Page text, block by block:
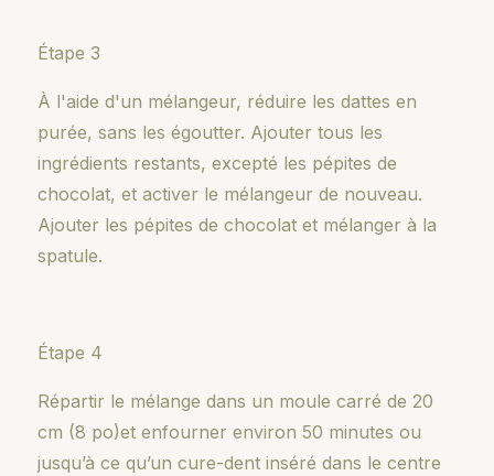
Étape 3
À l'aide d'un mélangeur, réduire les dattes en
purée, sans les égoutter. Ajouter tous les
ingrédients restants, excepté les pépites de
chocolat, et activer le mélangeur de nouveau.
Ajouter les pépites de chocolat et mélanger à la
spatule.
Étape 4
Répartir le mélange dans un moule carré de 20
cm (8 po)et enfourner environ 50 minutes ou
jusqu’à ce qu’un cure-dent inséré dans le centre